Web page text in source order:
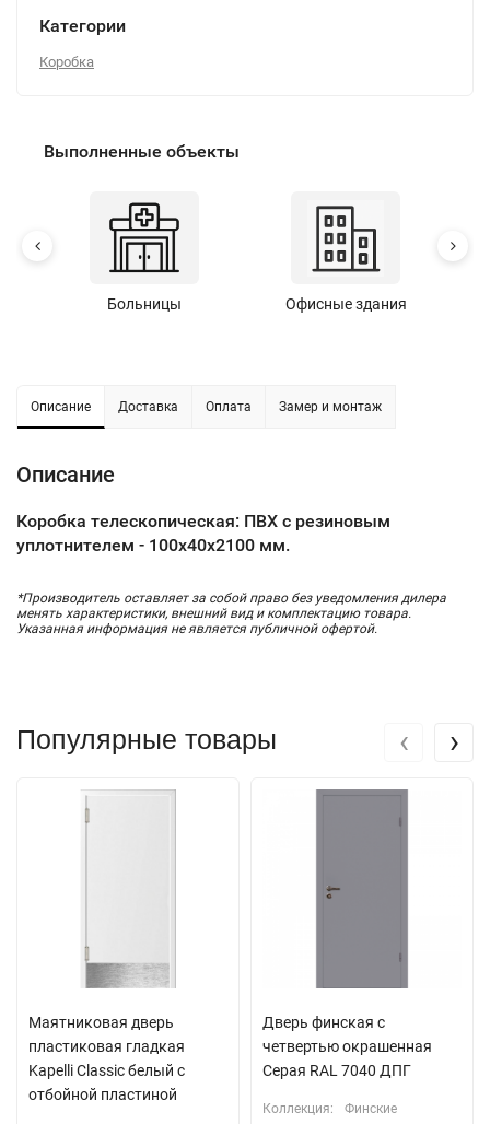
Категории
Коробка
Выполненные объекты
Больницы Офисные здания
Описание Доставка Оплата Замер и монтаж
Описание
Коробка телескопическая: ПВХ с резиновым
уплотнителем - 100х40х2100 мм.
*Производитель оставляет за собой право без уведомления дилера
менять характеристики, внешний вид и комплектацию товара.
Указанная информация не является публичной офертой.
Популярные товары
Маятниковая дверь
пластиковая гладкая
Kapelli Classic белый с
отбойной пластиной
Дверь финская с
четвертью окрашенная
Серая RAL 7040 ДПГ
Коллекция: Финские
‹ ›